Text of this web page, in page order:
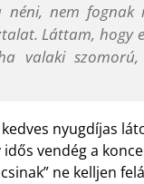
nem fognak
Láttam, hogy
valaki
nyugdíjas
idős vendég a
ne kelljen